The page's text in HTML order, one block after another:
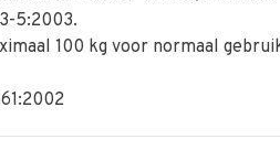
5:2003.
100 kg voor normaal